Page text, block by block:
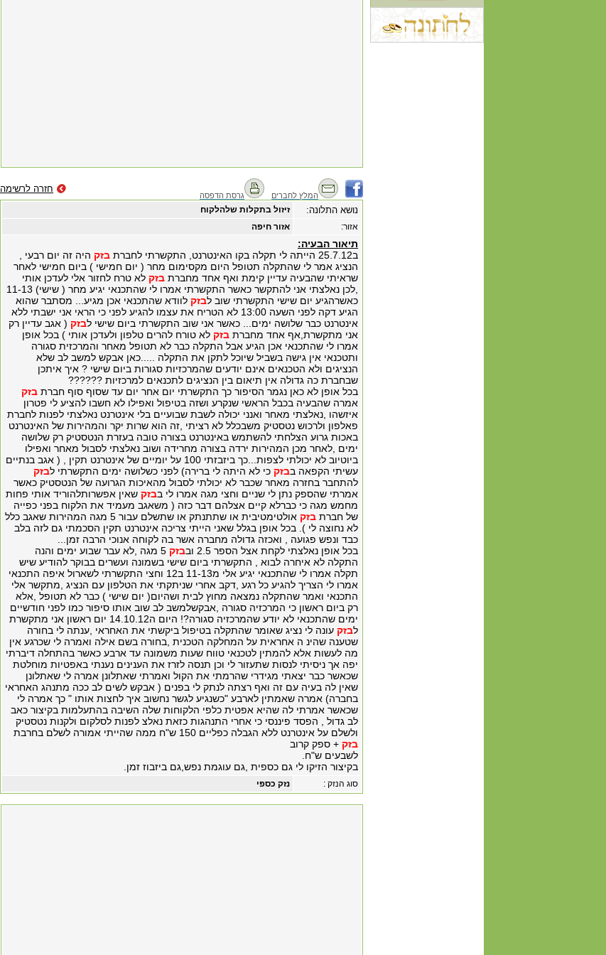
חזרה לרשימה
גרסת הדפסה המלץ לחברים
זיזול בתקלות שלהלקוח נושא התלונה:
אזור חיפה אזור:
תיאור הבעיה:
ב25.7.12 הייתה לי תקלה בקו האינטרנט, התקשרתי לחברת
בזק היה זה יום רבעי ,
הנציג אמר לי שהתקלה תטופל היום מקסימום מחר ( יום חמישי ) ביום חמישי לאחר
שראיתי שהבעיה עדיין קימת ואף אחד מחברת בזק לא טרח לחזור אלי לעדכן אותי
,לכן נאלצתי אני להתקשר כאשר התקשרתי אמרו לי שהתכנאי יגיע מחר ( שישי) 11-13
כאשרהגיע יום שישי התקשרתי שוב לבזק לוודא שהתכנאי אכן מגיע... מסתבר שהוא
הגיע דקה לפני השעה 13:00 לא הטריח את עצמו להגיע לפני כי הראי אני ישבתי ללא
אינטרנט כבר שלושה ימים... כאשר אני שוב התקשרתי ביום שישי לבזק ( אגב עדיין רק
אני מתקשרת,אף אחד מחברת בזק לא טורח להרים טלפון ולעדכן אותי ) בכל אופן
אמרו לי שהתכנאי אכן הגיע אבל התקלה כבר לא תטופל מאחר והמרכזית סגורה
ותטכנאי אין גישה בשביל שיוכל לתקן את התקלה .....כאן אבקש למשב לב שלא
הנציגים ולא הטכנאים אינם יודעים שהמרכזיות סגורות ביום שישי ? איך איתכן
שבחברת כה גדולה אין תיאום בין הנציגים לתכנאים למרכזיות ??????
בכל אופן לא כאן נגמר הסיפור כך התקשרתי יום אחר יום עד שסוף סוף חברת בזק
אמרה שהבעיה בכבל הראשי שנקרע ושזה בטיפול ואפילו לא חשבו להציע לי פטרון
איזשהו ,נאלצתי מאחר ואנני יכולה לשבת שבועיים בלי אינטרנט נאלצתי לפנות לחברת
פאלפון ולרכוש נטסטיק משבכלל לא רציתי ,זה הוא שרות יקר והמהירות של האינטרנט
באכות גרוע הצלחתי להשתמש באינטרנט בצורה טובה בעזרת הנטסטיק רק שלושה
ימים ,לאחר מכן המהירות ירדה בצורה מחרידה ושוב נאלצתי לסבול מאחר ואפילו
ביוטיוב לא יכולתי לצפות...כך ביזבזתי 100 על יומיים של אינטרנט תקין , ( אגב בנתיים
עשיתי הקפאה בבזק כי לא היתה לי ברירה) לפני כשלושה ימים התקשרתי לבזק
להתחבר בחזרה מאחר שכבר לא יכולתי לסבול מהאיכות הגרועה של הנטסטיק כאשר
אמרתי שהספק נתן לי שניים וחצי מגה אמרו לי בבזק שאין אפשרותלהוריד אותי פחות
מחמש מגה כי כברלא קיים אצלהם דבר כזה ( משאגב מעמיד את הלקוח בפני כפייה
של חברת בזק
אולטימטיבית או שתתנתק או שתשלם עבור 5 מגה המהירות שאגב כלל
לא נחוצה לי ). בכל אופן בגלל שאני הייתי צריכה אינטרנט תקין הסכמתי גם לזה בלב
כבד ונפש פגועה , ואכזה גדולה מחברה אשר בה לקוחה אנוכי הרבה זמן...
בכל אופן נאלצתי לקחת אצל הספר 2.5 וב
בזק
5 מגה ,לא עבר שבוע ימים והנה
התקלה לא איחרה לבוא , התקשרתי ביום שישי בשמונה ועשרים בבוקר להודיע שיש
תקלה אמרו לי שהתכנאי יגיע אלי מ11-13 ב12 וחצי התקשרתי לשארול איפה התכנאי
אמרו לי הצריך להגיע כל רגע ,דקב אחרי שניתקתי את הטלפון עם הנציג ,מתקשר אלי
התכנאי ואמר שהתקלה נמצאה מחוץ לבית ושהיום( יום שישי ) כבר לא תטופל ,אלא
רק ביום ראשון כי המרכזיה סגורה ,אבקשלמשב לב שוב אותו סיפור כמו לפני חודשיים
ימים שהתכנאי לא יודע שהמרכזיה סגורה?! היום ה14.10.12 יום ראשון אני מתקשרת
לבזק עונה לי נציג שאומר שהתקלה בטיפול ביקשתי את האחראי ,ענתה לי בחורה
שטענה שהינ ה אחראית על המחלקה הטכנית ,בחורה בשם אילה ואמרה לי שכרגע אין
מה לעשות אלא להמתין לטכנאי טווח שעות משמונה עד ארבע כאשר בהתחלה דיברתי
יפה אך ניסיתי לנסות שתעזור לי וכן תנסה לזרז את הענינים נענתי באפטיות מוחלטת
שכאשר כבר יצאתי מגידרי שהרמתי את הקול ואמרתי שאתלונן אמרה לי שאתלונן
שאין לה בעיה עם זה ואף רצתה לנתק לי בפנים ( אבקש לשים לב ככה מתנהג האחראי
בחברה) אמרה שאמתין לארבע "כשנגיע לגשר נחשוב איך לחצות אותו " כך אמרה לי
שכאשר אמרתי לה שהיא אפטית כלפי הלקוחות שלה השיבה בהתעלמות בקיצור כאב
לב גדול , הפסד פיננסי כי אחרי התנהגות כזאת נאלצ לפנות לסלקום ולקנות נטסטיק
ולשלם על אינטרנט ללא הגבלה כפליים 150 ש"ח ממה שהייתי אמורה לשלם בחרבת
בזק + ספק קרוב
לשבעים ש"ח.
בקיצור הזיקו לי גם כספית ,גם עוגמת נפש,גם ביזבוז זמן.
נזק כספי סוג הנזק :